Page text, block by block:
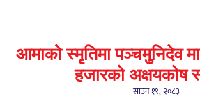
आमाको स्मृतिमा पञ्चमुनिदेव
हजारको अक्षयकोष
साउन १९, २०८३